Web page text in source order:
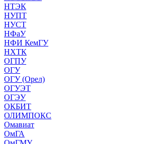
НТЭК
НУПТ
НУСТ
НФаУ
НФИ КемГУ
НХТК
ОГПУ
ОГУ
ОГУ (Орел)
ОГУЭТ
ОГЭУ
ОКБИТ
ОЛИМПОКС
Омавиат
ОмГА